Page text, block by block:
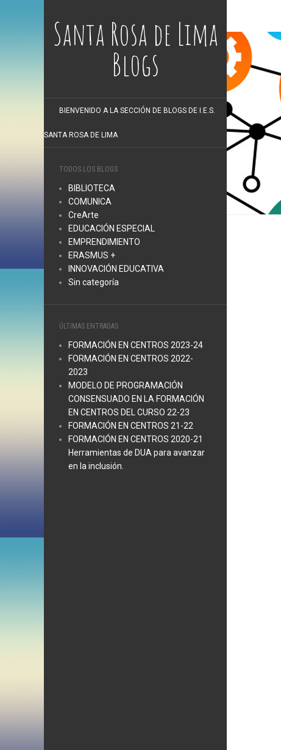
Santa Rosa de Lima
Blogs
BIENVENIDO A LA SECCIÓN DE BLOGS DE I.E.S.
SANTA ROSA DE LIMA
TODOS LOS BLOGS
BIBLIOTECA
COMUNICA
CreArte
EDUCACIÓN ESPECIAL
EMPRENDIMIENTO
ERASMUS +
INNOVACIÓN EDUCATIVA
Sin categoría
ÚLTIMAS ENTRADAS
FORMACIÓN EN CENTROS 2023-24
FORMACIÓN EN CENTROS 2022-
2023
MODELO DE PROGRAMACIÓN
CONSENSUADO EN LA FORMACIÓN
EN CENTROS DEL CURSO 22-23
FORMACIÓN EN CENTROS 21-22
FORMACIÓN EN CENTROS 2020-21
Herramientas de DUA para avanzar
en la inclusión.